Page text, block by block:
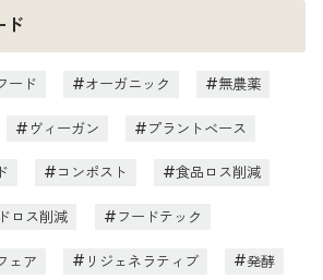
ド
ード オーガニック 無農薬
ヴィーガン プラントベース
コンポスト 食品ロス削減
ロス削減 フードテック
ェア リジェネラティブ 発酵